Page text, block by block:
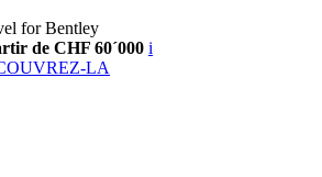
for Bentley
de CHF 60´000 i
LA